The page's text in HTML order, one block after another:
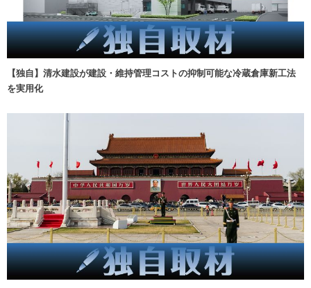
【独自】清水建設が建設・維持管理コストの抑制可能な冷蔵倉庫新工法
を実用化